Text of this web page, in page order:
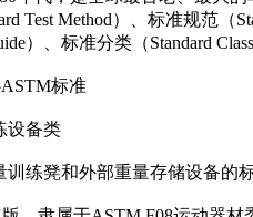
Method）、标准规范（
）、标准分类（Standard
标准
设备类
训练凳和外部重量存储设备的